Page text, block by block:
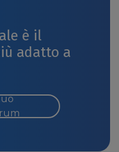
è il
adatto a